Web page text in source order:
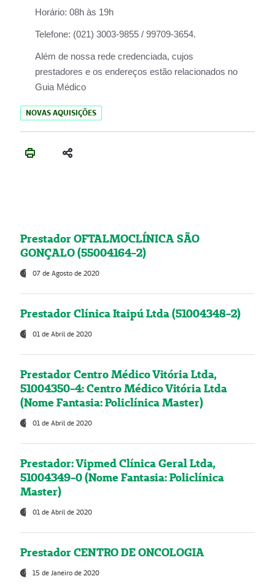
Horário: 08h às 19h
Telefone: (021) 3003-9855 / 99709-3654.
Além de nossa rede credenciada, cujos
prestadores e os endereços estão relacionados no
Guia Médico
NOVAS AQUISIÇÕES
Prestador OFTALMOCLÍNICA SÃO
GONÇALO (55004164-2)
07 de Agosto de 2020
Prestador Clínica Itaipú Ltda (51004348-2)
01 de Abril de 2020
Prestador Centro Médico Vitória Ltda,
51004350-4: Centro Médico Vitória Ltda
(Nome Fantasia: Policlínica Master)
01 de Abril de 2020
Prestador: Vipmed Clínica Geral Ltda,
51004349-0 (Nome Fantasia: Policlínica
Master)
01 de Abril de 2020
Prestador CENTRO DE ONCOLOGIA
15 de Janeiro de 2020